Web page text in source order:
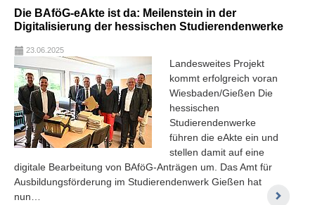
Die BAföG-eAkte ist da: Meilenstein in der
Digitalisierung der hessischen Studierendenwerke
23.06.2025
Landesweites Projekt
kommt erfolgreich voran
Wiesbaden/Gießen Die
hessischen
Studierendenwerke
führen die eAkte ein und
stellen damit auf eine
digitale Bearbeitung von BAföG-Anträgen um. Das Amt für
Ausbildungsförderung im Studierendenwerk Gießen hat
nun…